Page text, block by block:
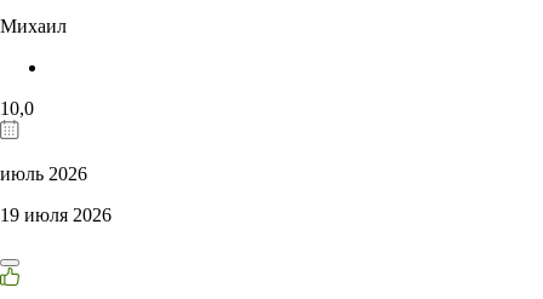
Михаил
10,0
июль 2026
19 июля 2026